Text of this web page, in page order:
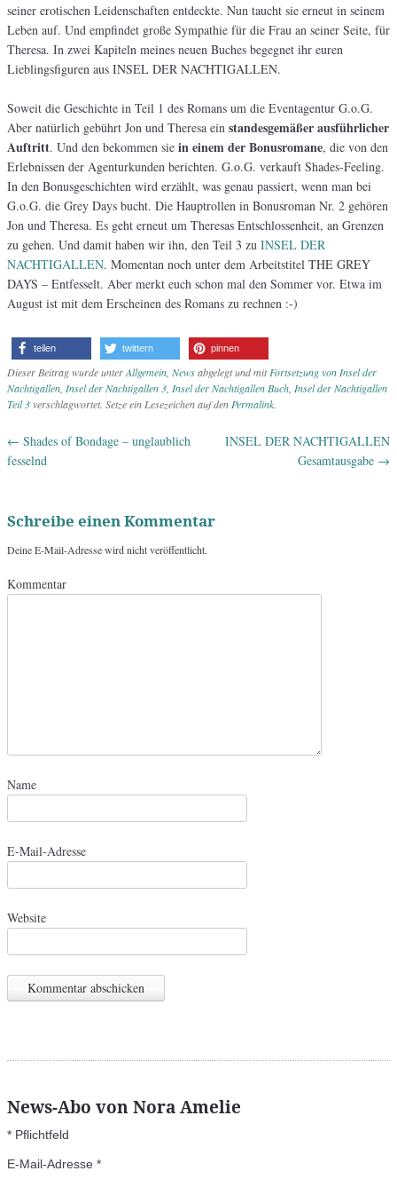
seiner erotischen Leidenschaften entdeckte. Nun taucht sie erneut in seinem
Leben auf. Und empfindet große Sympathie für die Frau an seiner Seite, für
Theresa. In zwei Kapiteln meines neuen Buches begegnet ihr euren
Lieblingsfiguren aus INSEL DER NACHTIGALLEN.
Soweit die Geschichte in Teil 1 des Romans um die Eventagentur G.o.G.
Aber natürlich gebührt Jon und Theresa ein standesgemäßer ausführlicher
Auftritt. Und den bekommen sie in einem der Bonusromane, die von den
Erlebnissen der Agenturkunden berichten. G.o.G. verkauft Shades-Feeling.
In den Bonusgeschichten wird erzählt, was genau passiert, wenn man bei
G.o.G. die Grey Days bucht. Die Hauptrollen in Bonusroman Nr. 2 gehören
Jon und Theresa. Es geht erneut um Theresas Entschlossenheit, an Grenzen
zu gehen. Und damit haben wir ihn, den Teil 3 zu INSEL DER
NACHTIGALLEN. Momentan noch unter dem Arbeitstitel THE GREY
DAYS – Entfesselt. Aber merkt euch schon mal den Sommer vor. Etwa im
August ist mit dem Erscheinen des Romans zu rechnen :-)
teilen twittern pinnen
Dieser Beitrag wurde unterAllgemein Newsabgelegt und mitFortsetzung von Insel der
Nachtigallen Insel der Nachtigallen 3 Insel der Nachtigallen Buch Insel der Nachtigallen
Teil 3verschlagwortet. Setze ein Lesezeichen auf den Permalink
Artikel-Navigation
← Shades of Bondage – unglaublich
fesselnd
INSEL DER NACHTIGALLEN
Gesamtausgabe →
Schreibe einen Kommentar
Deine E-Mail-Adresse wird nicht veröffentlicht.
Kommentar
Name
E-Mail-Adresse
Website
News-Abo von Nora Amelie
* Pflichtfeld
E-Mail-Adresse *